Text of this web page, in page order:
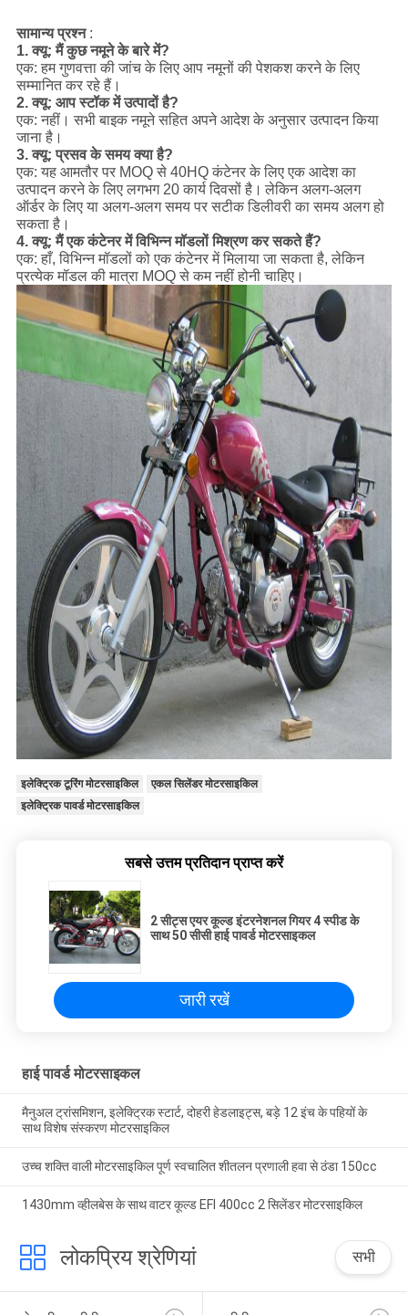
सामान्य प्रश्न:
1. क्यू: मैं कुछ नमूने के बारे में?
एक: हम गुणवत्ता की जांच के लिए आप नमूनों की पेशकश करने के लिए
सम्मानित कर रहे हैं।
2. क्यू: आप स्टॉक में उत्पादों है?
एक: नहीं। सभी बाइक नमूने सहित अपने आदेश के अनुसार उत्पादन किया
जाना है।
3. क्यू: प्रसव के समय क्या है?
एक: यह आमतौर पर MOQ से 40HQ कंटेनर के लिए एक आदेश का
उत्पादन करने के लिए लगभग 20 कार्य दिवसों है। लेकिन अलग-अलग
ऑर्डर के लिए या अलग-अलग समय पर सटीक डिलीवरी का समय अलग हो
सकता है।
4. क्यू: मैं एक कंटेनर में विभिन्न मॉडलों मिश्रण कर सकते हैं?
एक: हाँ, विभिन्न मॉडलों को एक कंटेनर में मिलाया जा सकता है, लेकिन
प्रत्येक मॉडल की मात्रा MOQ से कम नहीं होनी चाहिए।
इलेक्ट्रिक टूरिंग मोटरसाइकिल
एकल सिलेंडर मोटरसाइकिल
इलेक्ट्रिक पावर्ड मोटरसाइकिल
सबसे उत्तम प्रतिदान प्राप्त करें
2 सीट्स एयर कूल्ड इंटरनेशनल गियर 4 स्पीड के
साथ 50 सीसी हाई पावर्ड मोटरसाइकल
जारी रखें
हाई पावर्ड मोटरसाइकल
मैनुअल ट्रांसमिशन, इलेक्ट्रिक स्टार्ट, दोहरी हेडलाइट्स, बड़े 12 इंच के पहियों के
साथ विशेष संस्करण मोटरसाइकिल
उच्च शक्ति वाली मोटरसाइकिल पूर्ण स्वचालित शीतलन प्रणाली हवा से ठंडा 150cc
1430mm व्हीलबेस के साथ वाटर कूल्ड EFI 400cc 2 सिलेंडर मोटरसाइकिल
लोकप्रिय श्रेणियां सभी